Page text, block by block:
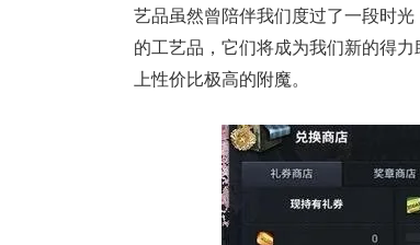
艺品虽然曾陪伴我们度过了一段时
的工艺品，它们将成为我们新的得
上性价比极高的附魔。